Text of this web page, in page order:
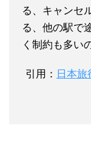
る、キャンセ
る、他の駅で
く制約も多い
引用： 日本